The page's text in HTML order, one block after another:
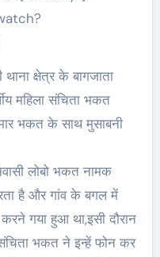
क्षेत्र के बागजाता
महिला संचिता भकत
भकत के साथ मुसाबनी
लोबो भकत नामक
है और गांव के बगल में
गया हुआ था,इसी दौरान
भकत ने इन्हें फोन कर